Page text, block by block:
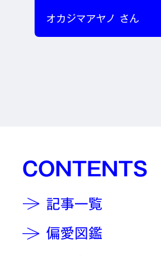
オカジマアヤノ さん
CONTENTS
記事一覧
偏愛図鑑